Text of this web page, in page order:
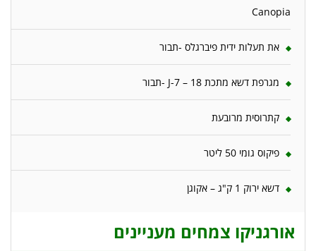
Canopia
את תעלות ידית פיברגלס -תבור
מגרפת דשא מתכת 18 – J-7 -תבור
קתרוסית מרובעת
פיקוס גומי 50 ליטר
דשא ירוק 1 ק"ג – אקוגן
אורגניקו צמחים מעניינים